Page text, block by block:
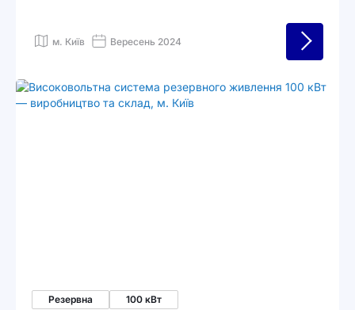
відключень електроенергії.
м. Київ Вересень 2024
Резервна 100 кВт